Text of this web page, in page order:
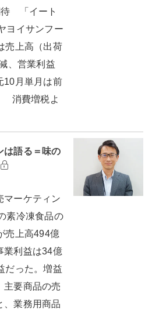
「イート
イサンフー
売上高（出荷
、営業利益
10月単月は前
消費増税よ
は語る＝味の
ーケティン
素冷凍食品の
売上高494億
業利益は34億
だった。増益
主要商品の売
、業務用商品